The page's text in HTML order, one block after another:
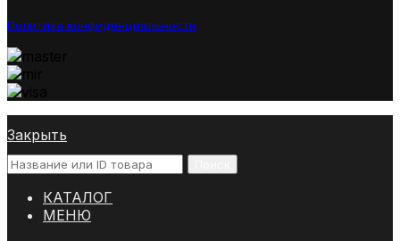
Политика конфиденциальности
Закрыть
КАТАЛОГ
МЕНЮ